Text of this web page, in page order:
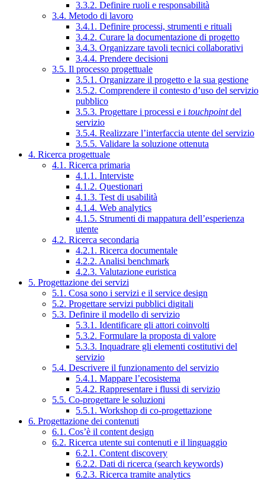
3.3.2. Definire ruoli e responsabilità
3.4. Metodo di lavoro
3.4.1. Definire processi, strumenti e rituali
3.4.2. Curare la documentazione di progetto
3.4.3. Organizzare tavoli tecnici collaborativi
3.4.4. Prendere decisioni
3.5. Il processo progettuale
3.5.1. Organizzare il progetto e la sua gestione
3.5.2. Comprendere il contesto d’uso del servizio
pubblico
3.5.3. Progettare i processi e i touchpointdel
servizio
3.5.4. Realizzare l’interfaccia utente del servizio
3.5.5. Validare la soluzione ottenuta
4. Ricerca progettuale
4.1. Ricerca primaria
4.1.1. Interviste
4.1.2. Questionari
4.1.3. Test di usabilità
4.1.4. Web analytics
4.1.5. Strumenti di mappatura dell’esperienza
utente
4.2. Ricerca secondaria
4.2.1. Ricerca documentale
4.2.2. Analisi benchmark
4.2.3. Valutazione euristica
5. Progettazione dei servizi
5.1. Cosa sono i servizi e il service design
5.2. Progettare servizi pubblici digitali
5.3. Definire il modello di servizio
5.3.1. Identificare gli attori coinvolti
5.3.2. Formulare la proposta di valore
5.3.3. Inquadrare gli elementi costitutivi del
servizio
5.4. Descrivere il funzionamento del servizio
5.4.1. Mappare l’ecosistema
5.4.2. Rappresentare i flussi di servizio
5.5. Co-progettare le soluzioni
5.5.1. Workshop di co-progettazione
6. Progettazione dei contenuti
6.1. Cos’è il content design
6.2. Ricerca utente sui contenuti e il linguaggio
6.2.1. Content discovery
6.2.2. Dati di ricerca (search keywords)
6.2.3. Ricerca tramite analytics